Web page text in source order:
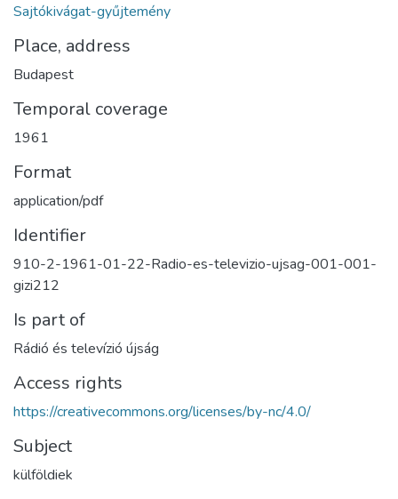
Sajtókivágat-gyűjtemény
Place, address
Budapest
Temporal coverage
1961
Format
application/pdf
Identifier
910-2-1961-01-22-Radio-es-televizio-ujsag-001-001-
gizi212
Is part of
Rádió és televízió újság
Access rights
https://creativecommons.org/licenses/by-nc/4.0/
Subject
külföldiek